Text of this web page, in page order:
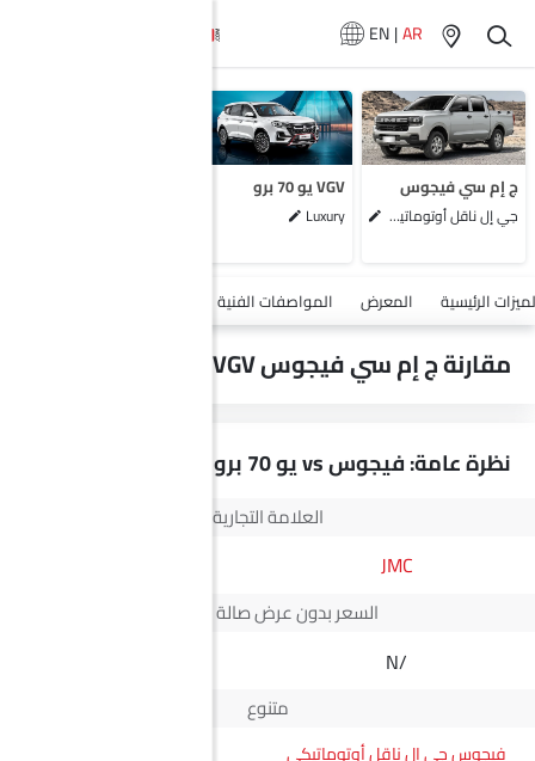
EN|AR
ج إم سي فيجوس
جي إل ناقل أوتوماتيكي دفع ثنائي يورو 4
VGV يو 70 برو
Luxury
الرئيسية المعرض المواصفات الفنية
مقارنة ج إم سي فيجوس vs VGV يو 70 برو
نظرة عامة: فيجوس vs يو 70 برو
العلامة التجارية
JMC
السعر بدون عرض صالة العرض*
N/A
متنوع
فيجوس جي إل ناقل أوتوماتيكي